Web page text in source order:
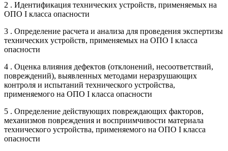
2 . Идентификация технических устройств, применяемых на
ОПО I класса опасности
3 . Определение расчета и анализа для проведения экспертизы
технических устройств, применяемых на ОПО I класса
опасности
4 . Оценка влияния дефектов (отклонений, несоответствий,
повреждений), выявленных методами неразрушающих
контроля и испытаний технического устройства,
применяемого на ОПО I класса опасности
5 . Определение действующих повреждающих факторов,
механизмов повреждения и восприимчивости материала
технического устройства, применяемого на ОПО I класса
опасности